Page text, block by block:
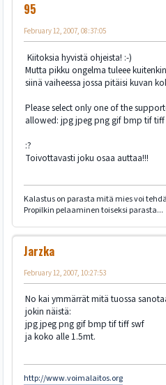
95
February 12, 2007, 08:37:05
Kiitoksia hyvistä ohjeista! :-)
Mutta pikku ongelma tuleee
siinä vaiheessa jossa pitäisi kuvan
Please select only one of the
allowed: jpg jpeg png gif bmp tif tiff
:?
Toivottavasti joku osaa auttaa!!!
Kalastus on parasta mitä mies voi
Propilkin pelaaminen toiseksi parasta...
Jarzka
February 12, 2007, 10:27:53
No kai ymmärrät mitä tuossa
jokin näistä:
jpg jpeg png gif bmp tif tiff swf
ja koko alle 1.5mt.
http://www.voimalaitos.org